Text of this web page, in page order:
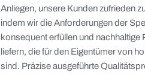
Anliegen, unsere Kunden zufrieden
indem wir die Anforderungen der
konsequent erfüllen und nachhaltige
liefern, die für den Eigentümer von
sind. Präzise ausgeführte